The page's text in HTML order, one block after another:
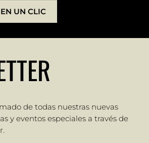
UN CLIC
de todas nuestras nuevas
y eventos especiales a través de